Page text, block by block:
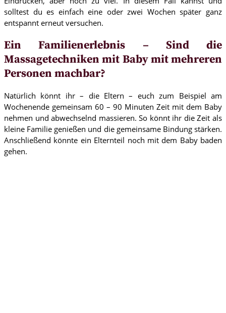
solltest du es einfach eine oder zwei Wochen später ganz
entspannt erneut versuchen.
Ein Familienerlebnis – Sind die
Massagetechniken mit Baby mit mehreren
Personen machbar?
Natürlich könnt ihr – die Eltern – euch zum Beispiel am
Wochenende gemeinsam 60 – 90 Minuten Zeit mit dem Baby
nehmen und abwechselnd massieren. So könnt ihr die Zeit als
kleine Familie genießen und die gemeinsame Bindung stärken.
Anschließend könnte ein Elternteil noch mit dem Baby baden
gehen.